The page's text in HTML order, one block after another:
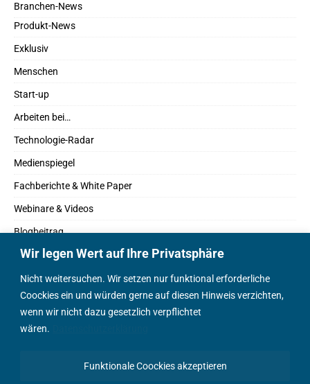
Wir legen Wert auf Ihre Privatsphäre
Nicht weitersuchen. Wir setzen nur funktional erforderliche
Coockies ein und würden gerne auf diesen Hinweis verzichten,
wenn wir nicht dazu gesetzlich verpflichtet
wären.
Funktionale Coockies akzeptieren
Branchen-News
Produkt-News
Exklusiv
Menschen
Start-up
Arbeiten bei…
Technologie-Radar
Medienspiegel
Fachberichte & White Paper
Webinare & Videos
Blogbeitrag
Fachbücher
Marktreport
Podcasts
Positionspapier
English Content